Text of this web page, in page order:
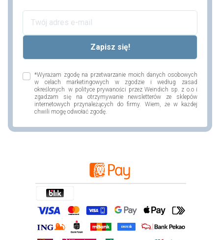
*Wyrażam zgodę na przetwarzanie moich danych osobowych
w celach marketingowych w zgodzie i według zasad
określonych w polityce prywaności przez Weindich sp. z o.o i
zgadzam się na otrzymywanie newsletterów ze sklepów
internetowych przynależących do firmy. Wiem, że w każdej
chwili mogę odwołać zgodę.